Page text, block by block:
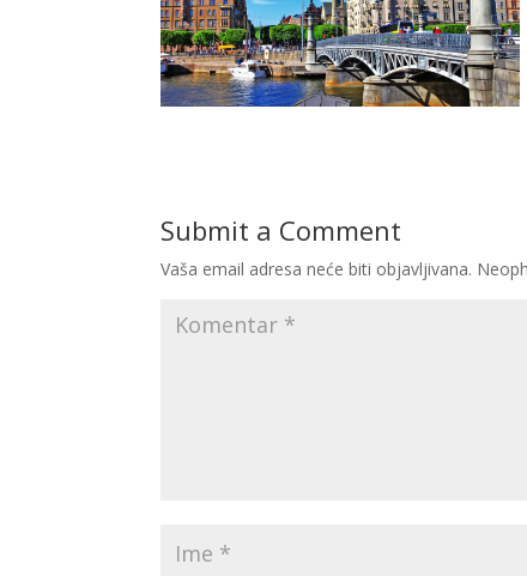
Submit a Comment
Vaša email adresa neće biti objavljivana.